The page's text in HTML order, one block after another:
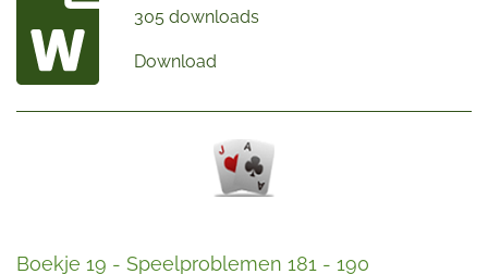
305 downloads
Download
Boekje 19 - Speelproblemen 181 - 190